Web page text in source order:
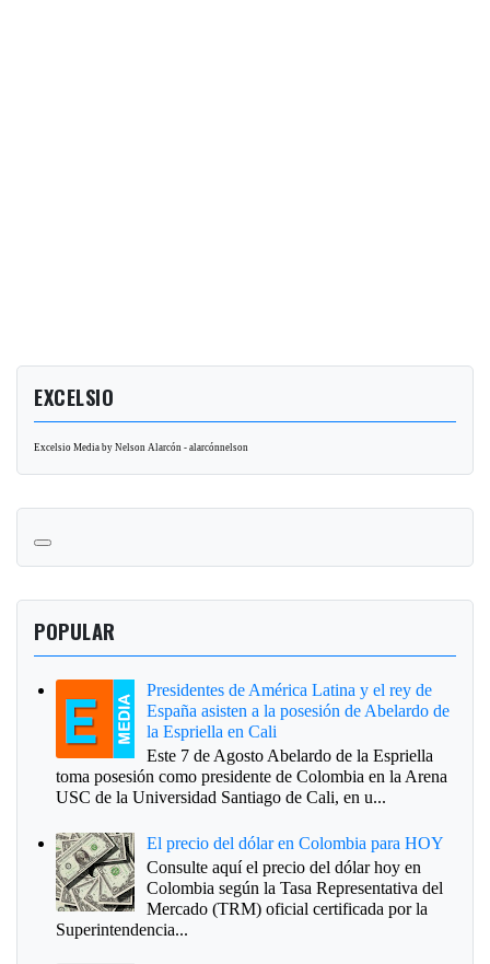
EXCELSIO
Excelsio Media by Nelson Alarcón - alarcónnelson
POPULAR
Presidentes de América Latina y el rey de
España asisten a la posesión de Abelardo de
la Espriella en Cali
Este 7 de Agosto Abelardo de la Espriella
toma posesión como presidente de Colombia en la Arena
USC de la Universidad Santiago de Cali, en u...
El precio del dólar en Colombia para HOY
Consulte aquí el precio del dólar hoy en
Colombia según la Tasa Representativa del
Mercado (TRM) oficial certificada por la
Superintendencia...